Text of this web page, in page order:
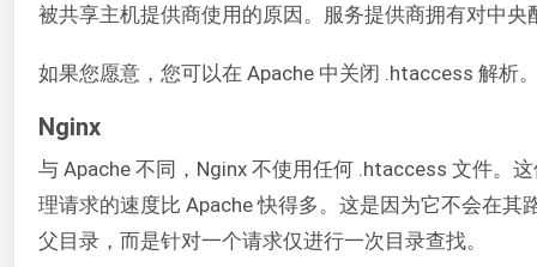
被共享主机提供商使用的原因。服务提供商拥有对中
如果您愿意，您可以在 Apache 中关闭 .htaccess 解析
Nginx
与 Apache 不同，Nginx 不使用任何 .htaccess 文件。
理请求的速度比 Apache 快得多。这是因为它不会在
父目录，而是针对一个请求仅进行一次目录查找。